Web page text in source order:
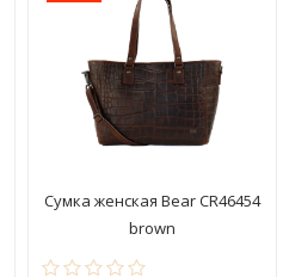
Сумка женская Bear CR46454
brown